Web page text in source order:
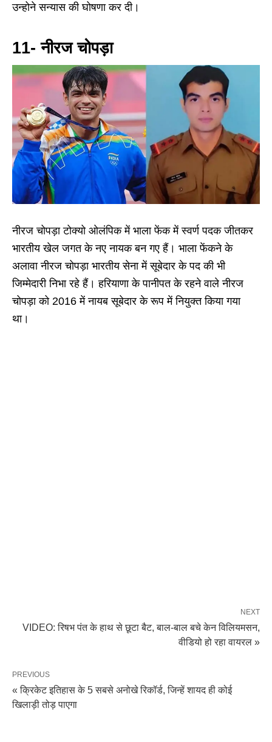
उन्होने सन्यास की घोषणा कर दी।
11- नीरज चोपड़ा
नीरज चोपड़ा टोक्यो ओलंपिक में भाला फेंक में स्वर्ण पदक जीतकर
भारतीय खेल जगत के नए नायक बन गए हैं। भाला फेंकने के
अलावा नीरज चोपड़ा भारतीय सेना में सूबेदार के पद की भी
जिम्मेदारी निभा रहे हैं। हरियाणा के पानीपत के रहने वाले नीरज
चोपड़ा को 2016 में नायब सूबेदार के रूप में नियुक्त किया गया
था।
NEXT
VIDEO: रिषभ पंत के हाथ से छूटा बैट, बाल-बाल बचे केन विलियमसन,
वीडियो हो रहा वायरल »
PREVIOUS
« क्रिकेट इतिहास के 5 सबसे अनोखे रिकॉर्ड, जिन्हें शायद ही कोई
खिलाड़ी तोड़ पाएगा